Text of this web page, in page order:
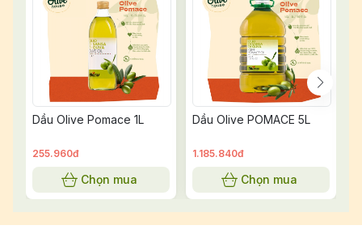
Dầu Olive Pomace 1L
255.960đ
Chọn mua
Dầu Olive POMACE 5L
1.185.840đ
Chọn mua